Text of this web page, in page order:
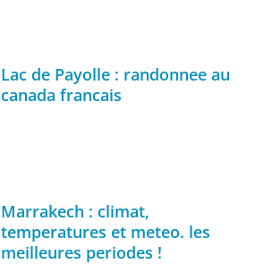
Lac de Payolle : randonnee au
canada francais
Marrakech : climat,
temperatures et meteo. les
meilleures periodes !